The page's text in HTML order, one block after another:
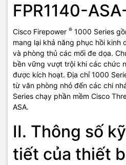
FPR1140-
Cisco Firepower ® 1000 Series
mang lại khả năng phục hồi kinh
và phòng thủ các mối đe dọa.
bền vững vượt trội khi các chức
được kích hoạt. Địa chỉ 1000
từ văn phòng nhỏ đến các chi
Series chạy phần mềm Cisco
ASA.
II. Thông số
tiết của thiết